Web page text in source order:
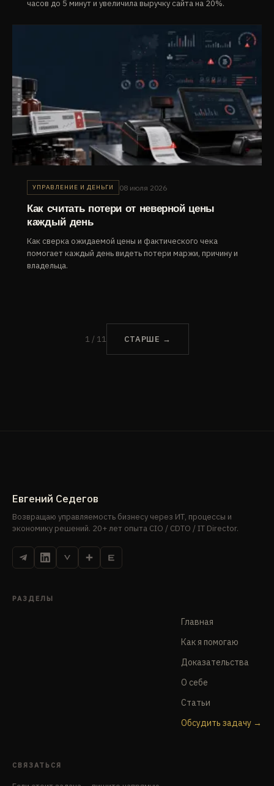
часов до 5 минут и увеличила выручку сайта на 20%.
УПРАВЛЕНИЕ И ДЕНЬГИ 08 июля 2026
Как считать потери от неверной цены
каждый день
Как сверка ожидаемой цены и фактического чека
помогает каждый день видеть потери маржи, причину и
владельца.
1 / 11 СТАРШЕ →
Евгений Седегов
Возвращаю управляемость бизнесу через ИТ, процессы и
экономику решений. 20+ лет опыта CIO / CDTO / IT Director.
РАЗДЕЛЫ
Главная
Как я помогаю
Доказательства
О себе
Статьи
Обсудить задачу
СВЯЗАТЬСЯ